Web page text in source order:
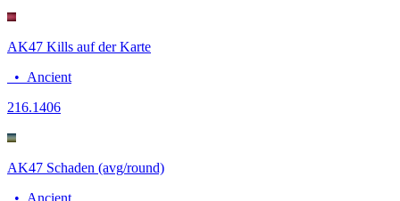
AK47 Kills auf der Karte
• Ancient
216.1406
AK47 Schaden (avg/round)
• Ancient